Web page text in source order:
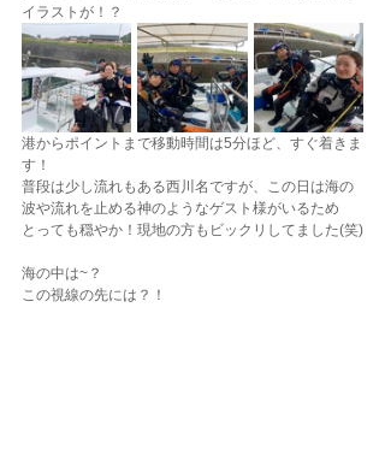
イラストが！？
港からポイントまで移動時間は5分ほど、すぐ着きま
す！
普段は少し流れもある西川名ですが、この日は海の
波や流れを止める神のようなゲスト様がいるため
とっても穏やか！現地の方もビックリしてました(笑)
海の中は~？
この視線の先には？！